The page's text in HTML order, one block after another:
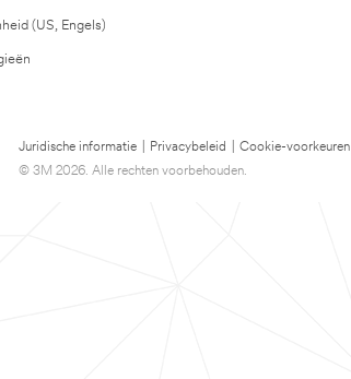
(US, Engels)
Juridische informatie Privacybeleid
Cookie-voorkeuren
© 3M 2026. Alle rechten voorbehouden.